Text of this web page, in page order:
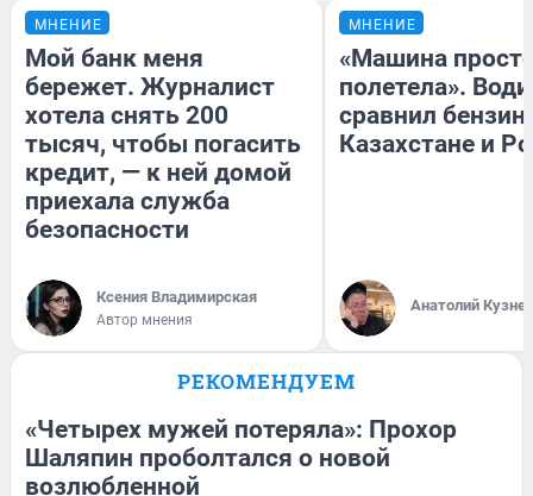
МНЕНИЕ
Мой банк меня
бережет. Журналист
хотела снять 200
тысяч, чтобы погасить
кредит, — к ней домой
приехала служба
безопасности
Ксения Владимирская
Автор мнения
МНЕНИЕ
«Машина
полетела».
сравнил бензин
Казахстане и
Анатолий
РЕКОМЕНДУЕМ
«Четырех мужей потеряла»: Прохор
Шаляпин проболтался о новой
возлюбленной